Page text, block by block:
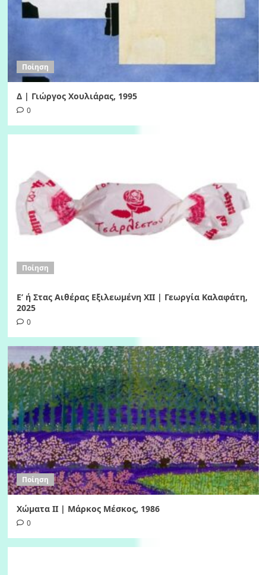
Ποίηση
Δ | Γιώργος Χουλιάρας, 1995
0
Ποίηση
Ε’ ή Στας Αιθέρας Εξιλεωμένη ΧΙI | Γεωργία Καλαφάτη,
2025
0
Ποίηση
Χώματα II | Μάρκος Μέσκος, 1986
0